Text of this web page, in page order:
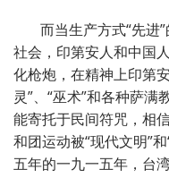
而当生产方式“先进
社会，印第安人和中国
化枪炮，在精神上印第
灵”、“巫术”和各种萨
能寄托于民间符咒，相
和团运动被“现代文明”
五年的一九一五年，台